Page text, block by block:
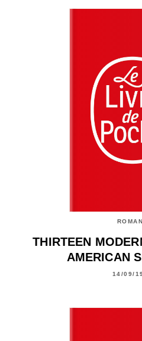
THIRTEEN
AMERICAN
14/09/